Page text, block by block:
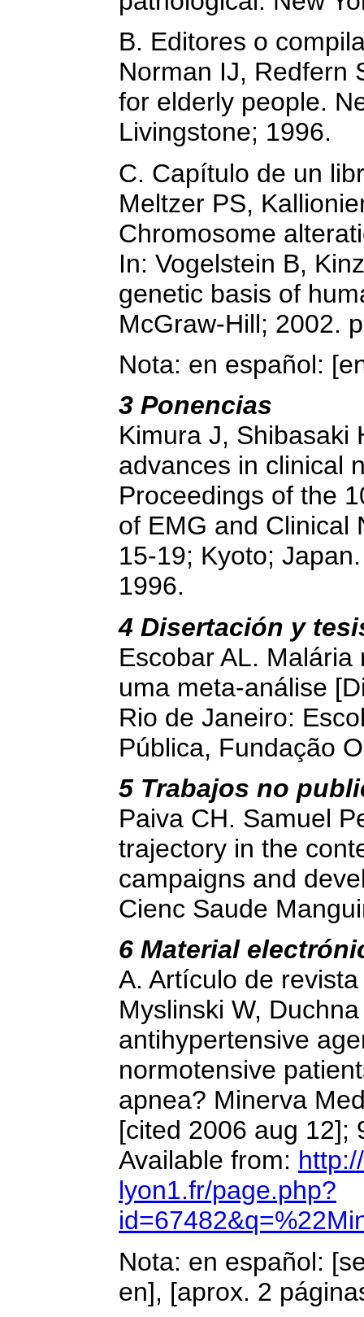
B. Editores o
Norman IJ, Redfern
for elderly people.
Livingstone; 1996.
C. Capítulo de un
Meltzer PS,
Chromosome
In: Vogelstein B,
genetic basis of
McGraw-Hill; 2002.
Nota: en español:
3 Ponencias
Kimura J, Shibasaki
advances in clinical
Proceedings of the
of EMG and Clinical
15-19; Kyoto;
1996.
4 Disertación y
Escobar AL.
uma meta-análise
Rio de Janeiro:
Pública, Fundação
5 Trabajos no
Paiva CH. Samuel
trajectory in the
campaigns and
Cienc Saude
6 Material
A. Artículo de
Myslinski W,
antihypertensive
normotensive
apnea? Minerva
[cited 2006 aug 12];
Available from:
lyon1.fr/page.php?
Nota: en español:
en], [aprox. 2